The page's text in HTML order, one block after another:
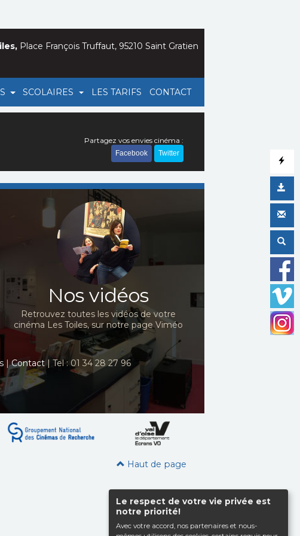
Le respect de votre vie privée est
notre priorité!
Avec votre accord, nos partenaires et nous-
SCOLAIRES LES TARIFS CONTACT
Place François Truffaut, 95210 Saint Gratien
Partagez vos envies cinéma :
Facebook Twitter
Nos vidéos
Retrouvez toutes les vidéos de votre
cinéma Les Toiles, sur notre page Viméo
|Contact| Tel : 01 34 28 27 96
Haut de page